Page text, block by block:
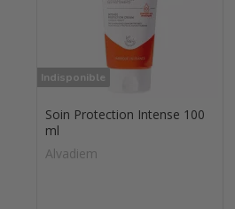
Indisponible
Soin Protection Intense 100
ml
Alvadiem